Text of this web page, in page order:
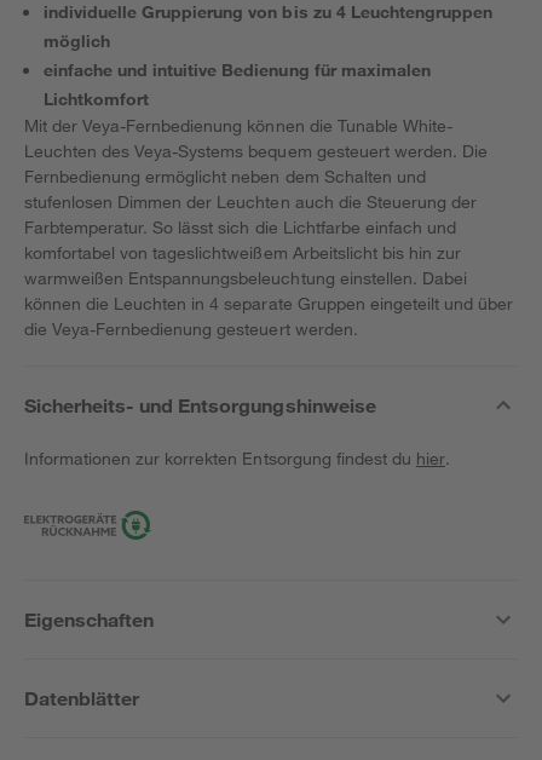
individuelle Gruppierung von bis zu 4 Leuchtengruppen
möglich
einfache und intuitive Bedienung für maximalen
Lichtkomfort
Mit der Veya-Fernbedienung können die Tunable White-
Leuchten des Veya-Systems bequem gesteuert werden. Die
Fernbedienung ermöglicht neben dem Schalten und
stufenlosen Dimmen der Leuchten auch die Steuerung der
Farbtemperatur. So lässt sich die Lichtfarbe einfach und
komfortabel von tageslichtweißem Arbeitslicht bis hin zur
warmweißen Entspannungsbeleuchtung einstellen. Dabei
können die Leuchten in 4 separate Gruppen eingeteilt und über
die Veya-Fernbedienung gesteuert werden.
Sicherheits- und Entsorgungshinweise
Informationen zur korrekten Entsorgung findest du hier.
Eigenschaften
Datenblätter